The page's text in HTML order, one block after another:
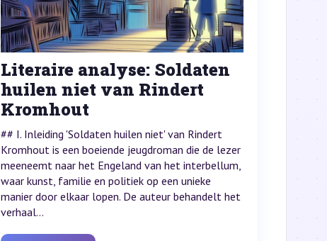
Literaire analyse: Soldaten
huilen niet van Rindert
Kromhout
## I. Inleiding 'Soldaten huilen niet' van Rindert
Kromhout is een boeiende jeugdroman die de lezer
meeneemt naar het Engeland van het interbellum,
waar kunst, familie en politiek op een unieke
manier door elkaar lopen. De auteur behandelt het
verhaal...